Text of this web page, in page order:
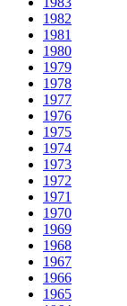
1982
1981
1980
1979
1978
1977
1976
1975
1974
1973
1972
1971
1970
1969
1968
1967
1966
1965